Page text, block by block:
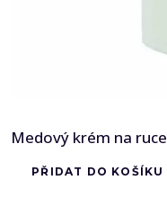
Medový krém na ruce
PŘIDAT DO KOŠÍKU